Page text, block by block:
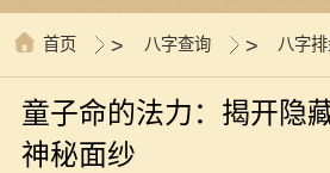
首页 > 八字查询 > 八字
童子命的法力：揭开隐
神秘面纱